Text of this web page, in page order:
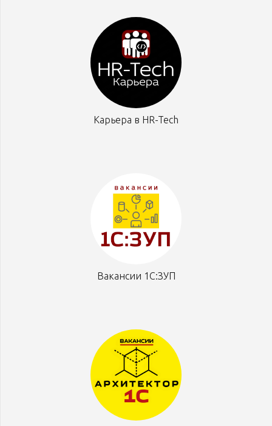
Карьера в HR-Tech
Вакансии 1С:ЗУП